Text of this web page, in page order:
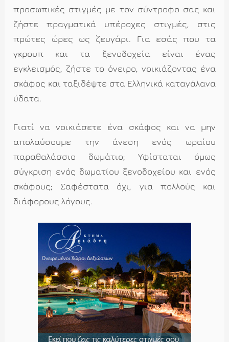
προσωπικές στιγμές με τον σύντροφο σας και
ζήστε πραγματικά υπέροχες στιγμές, στις
πρώτες ώρες ως ζευγάρι. Για εσάς που τα
γκρουπ και τα ξενοδοχεία είναι ένας
εγκλεισμός, ζήστε το όνειρο, νοικιάζοντας ένα
σκάφος και ταξιδέψτε στα Ελληνικά καταγάλανα
ύδατα.
Γιατί να νοικιάσετε ένα σκάφος και να μην
απολαύσουμε την άνεση ενός ωραίου
παραθαλάσσιο δωμάτιο; Υφίσταται όμως
σύγκριση ενός δωματίου ξενοδοχείου και ενός
σκάφους; Σαφέστατα όχι, για πολλούς και
διάφορους λόγους.